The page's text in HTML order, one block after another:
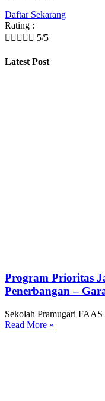
Daftar Sekarang
Rating :
     5/5
Latest Post
Program Prioritas
Penerbangan –
Sekolah Pramugari
Read More »